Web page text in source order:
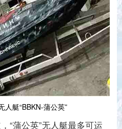
人艇“BBKN-蒲公英”
“蒲公英”无人艇最多可运